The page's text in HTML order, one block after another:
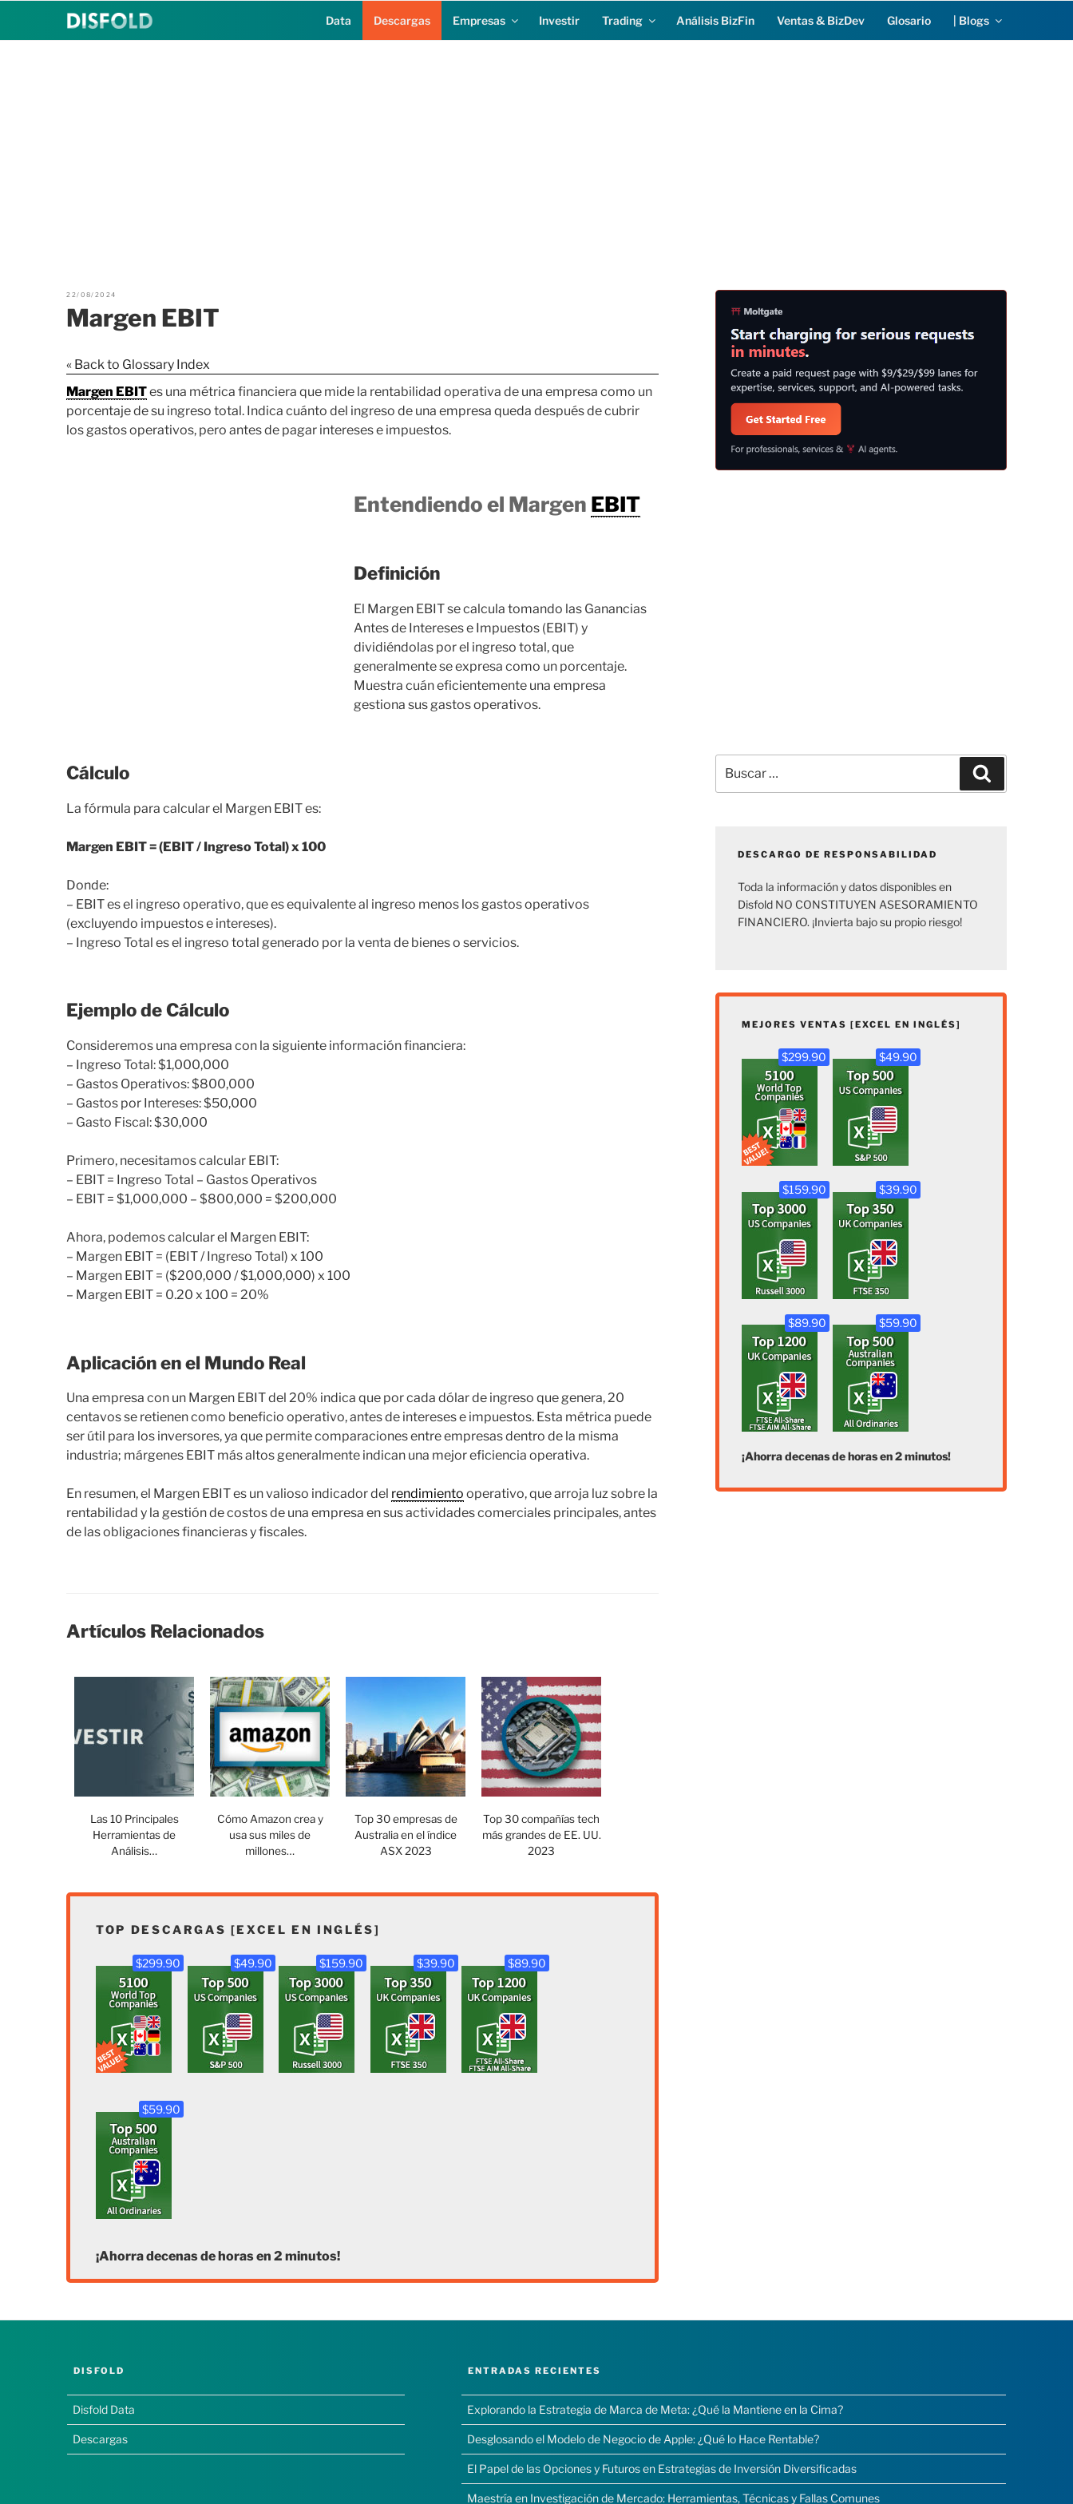
Data Descargas Empresas Investir Trading Análisis BizFin Ventas & BizDev Glosario | Blogs
22/08/2024
Margen EBIT
« Back to Glossary Index
Margen EBITes una métrica financiera que mide la rentabilidad operativa de una empresa como un
porcentaje de su ingreso total. Indica cuánto del ingreso de una empresa queda después de cubrir
los gastos operativos, pero antes de pagar intereses e impuestos.
Entendiendo el Margen EBIT
Definición
El Margen EBIT se calcula tomando las Ganancias
Antes de Intereses e Impuestos (EBIT) y
dividiéndolas por el ingreso total, que
generalmente se expresa como un porcentaje.
Muestra cuán eficientemente una empresa
gestiona sus gastos operativos.
Cálculo
La fórmula para calcular el Margen EBIT es:
Margen EBIT = (EBIT / Ingreso Total) x 100
Donde:
– EBIT es el ingreso operativo, que es equivalente al ingreso menos los gastos operativos
(excluyendo impuestos e intereses).
– Ingreso Total es el ingreso total generado por la venta de bienes o servicios.
Ejemplo de Cálculo
Consideremos una empresa con la siguiente información financiera:
– Ingreso Total: $1,000,000
– Gastos Operativos: $800,000
– Gastos por Intereses: $50,000
– Gasto Fiscal: $30,000
Primero, necesitamos calcular EBIT:
– EBIT = Ingreso Total – Gastos Operativos
– EBIT = $1,000,000 – $800,000 = $200,000
Ahora, podemos calcular el Margen EBIT:
– Margen EBIT = (EBIT / Ingreso Total) x 100
– Margen EBIT = ($200,000 / $1,000,000) x 100
– Margen EBIT = 0.20 x 100 = 20%
Aplicación en el Mundo Real
Una empresa con un Margen EBIT del 20% indica que por cada dólar de ingreso que genera, 20
centavos se retienen como beneficio operativo, antes de intereses e impuestos. Esta métrica puede
ser útil para los inversores, ya que permite comparaciones entre empresas dentro de la misma
industria; márgenes EBIT más altos generalmente indican una mejor eficiencia operativa.
En resumen, el Margen EBIT es un valioso indicador del rendimiento operativo, que arroja luz sobre la
rentabilidad y la gestión de costos de una empresa en sus actividades comerciales principales, antes
de las obligaciones financieras y fiscales.
Artículos Relacionados
Las 10 Principales
Herramientas de
Análisis…
Cómo Amazon crea y
usa sus miles de
millones…
Top 30 empresas de
Australia en el índice
ASX 2023
Top 30 compañías tech
más grandes de EE. UU.
2023
TOP DESCARGAS [EXCEL EN INGLÉS]
$299.90 $49.90 $159.90 $39.90 $89.90
$59.90
¡Ahorra decenas de horas en 2 minutos!
por:
DESCARGO DE RESPONSABILIDAD
Toda la información y datos disponibles en
Disfold NO CONSTITUYEN ASESORAMIENTO
FINANCIERO. ¡Invierta bajo su propio riesgo!
MEJORES VENTAS [EXCEL EN INGLÉS]
$299.90 $49.90
$159.90 $39.90
$89.90 $59.90
¡Ahorra decenas de horas en 2 minutos!
DISFOLD
Disfold Data
Descargas
ENTRADAS RECIENTES
Explorando la Estrategia de Marca de Meta: ¿Qué la Mantiene en la Cima?
Desglosando el Modelo de Negocio de Apple: ¿Qué lo Hace Rentable?
El Papel de las Opciones y Futuros en Estrategias de Inversión Diversificadas
Maestría en Investigación de Mercado: Herramientas, Técnicas y Fallas Comunes